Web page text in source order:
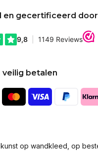
en gecertificeerd
veilig betalen
op wandkleed, op